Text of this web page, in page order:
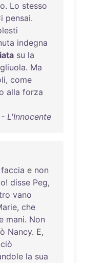
. Lo stesso
pensai.
indegna
su la
. Ma
, come
alla forza
L'Innocente
faccia e non
! disse Peg,
vano
, che
mani. Non
Nancy. E,
la sua